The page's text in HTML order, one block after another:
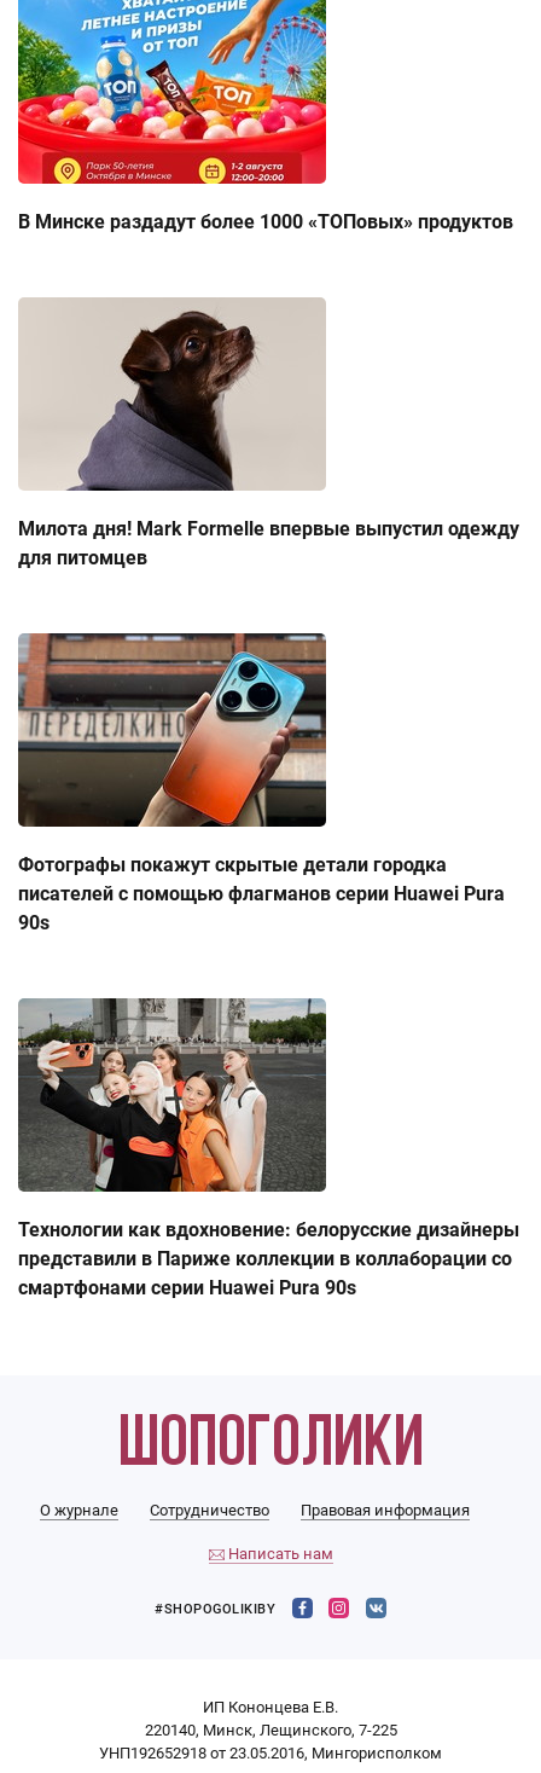
В Минске раздадут более 1000 «ТОПовых» продуктов
Милота дня! Mark Formelle впервые выпустил одежду
для питомцев
Фотографы покажут скрытые детали городка
писателей с помощью флагманов серии Huawei Pura
90s
Технологии как вдохновение: белорусские дизайнеры
представили в Париже коллекции в коллаборации со
смартфонами серии Huawei Pura 90s
О журнале Сотрудничество Правовая информация
Написать нам
#SHOPOGOLIKIBY
ИП Кононцева Е.В.
220140, Минск, Лещинского, 7-225
УНП192652918 от 23.05.2016, Мингорисполком